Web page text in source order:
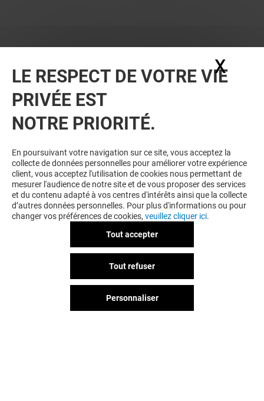
LE RESPECT DE VOTRE VIE
PRIVÉE EST
NOTRE PRIORITÉ.
En poursuivant votre navigation sur ce site, vous acceptez la
collecte de données personnelles pour améliorer votre expérience
client, vous acceptez l'utilisation de cookies nous permettant de
mesurer l'audience de notre site et de vous proposer des services
et du contenu adapté à vos centres d'intérêts ainsi que la collecte
d’autres données personnelles. Pour plus d'informations ou pour
changer vos préférences de cookies, veuillez cliquer ici.
Tout accepter
Tout refuser
Personnaliser
X
UNE QUESTION ?